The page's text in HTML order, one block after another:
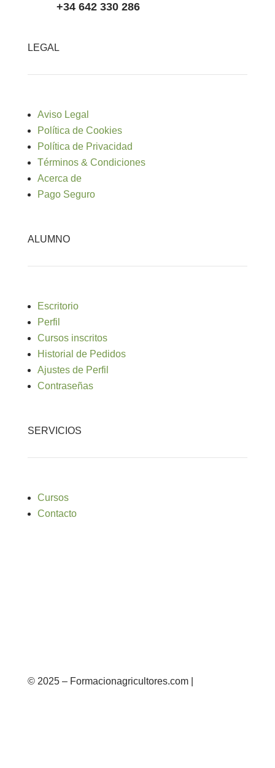
+34 642 330 286
LEGAL
Aviso Legal
Política de Cookies
Política de Privacidad
Términos & Condiciones
Acerca de
Pago Seguro
ALUMNO
Escritorio
Perfil
Cursos inscritos
Historial de Pedidos
Ajustes de Perfil
Contraseñas
SERVICIOS
Cursos
Contacto
© 2025 – Formacionagricultores.com |